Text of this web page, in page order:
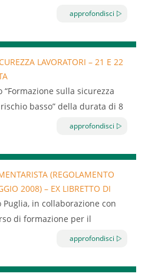
a carico delle persone
approfondisci
LAVORATORI – 21 E 22
“Formazione sulla sicurezza
basso” della durata di 8
di assolvere agli
il personale dipendente di
del settore turismo
approfondisci
(REGOLAMENTO
2008) – EX LIBRETTO DI
– MONOPOLI
Puglia, in collaborazione con
di formazione per il
Regionale n. 5 del 15
che si occupano di
approfondisci